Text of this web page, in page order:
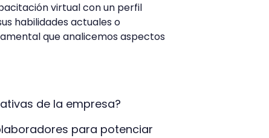
virtual con un perfil
habilidades actuales o
que analicemos aspectos
de la empresa?
para potenciar